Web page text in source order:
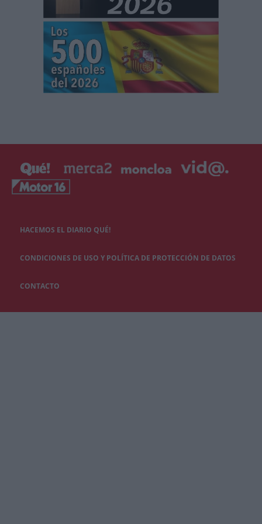
HACEMOS EL DIARIO QUÉ!
CONDICIONES DE USO Y POLÍTICA DE PROTECCIÓN DE DATOS
CONTACTO